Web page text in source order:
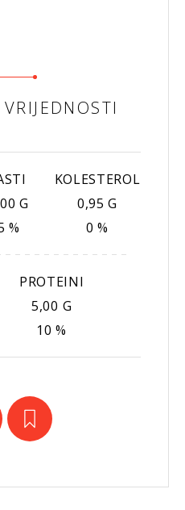
G
%
KOLESTEROL
0,95 G
0 %
PROTEINI
5,00 G
10 %